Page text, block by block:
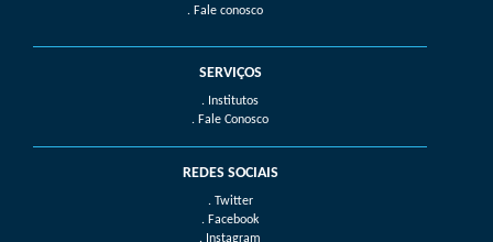
Fale conosco
SERVIÇOS
. Institutos
. Fale Conosco
REDES SOCIAIS
. Twitter
. Facebook
. Instagram